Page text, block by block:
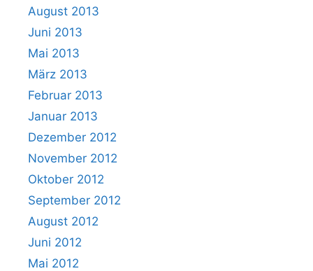
August 2013
Juni 2013
Mai 2013
März 2013
Februar 2013
Januar 2013
Dezember 2012
November 2012
Oktober 2012
September 2012
August 2012
Juni 2012
Mai 2012